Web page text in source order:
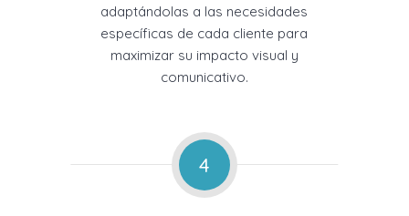
adaptándolas a las necesidades
específicas de cada cliente para
maximizar su impacto visual y
comunicativo.
4